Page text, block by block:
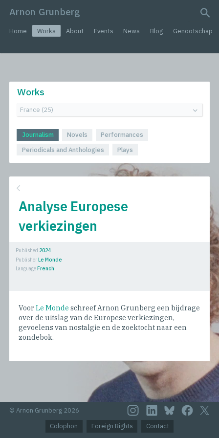
Arnon Grunberg
Home Works About Events News Blog Genootschap
Works
Journalism Novels
Performances
Periodicals and Anthologies
Plays
Analyse Europese
verkiezingen
Published 2024
PublisherLe Monde
LanguageFrench
VoorLe Monde schreef Arnon Grunberg een bijdrage
over de uitslag van de Europese verkiezingen,
gevoelens van nostalgie en de zoektocht naar een
zondebok.
© Arnon Grunberg 2026
Colophon
Foreign Rights Contact